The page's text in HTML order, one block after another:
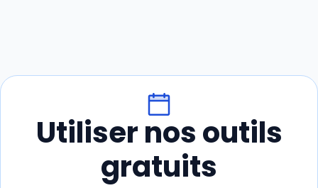
Utiliser nos outils
gratuits